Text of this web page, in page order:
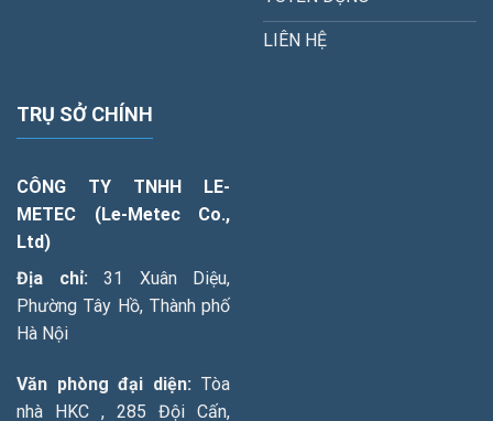
LIÊN HỆ
TRỤ SỞ CHÍNH
CÔNG TY TNHH LE-
METEC (Le-Metec Co.,
Ltd)
Địa chỉ:
31 Xuân Diệu,
Phường Tây Hồ, Thành phố
Hà Nội
Văn phòng đại diện: Tòa
nhà HKC , 285 Đội Cấn,